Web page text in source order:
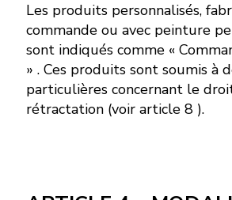
Les produits personnalisés,
commande ou avec peinture
sont indiqués comme «
» . Ces produits sont soumis à
particulières concernant le
rétractation (voir article 8 ).